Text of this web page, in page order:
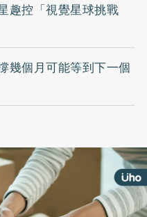
趣控「視覺星球挑戰
幾個月可能等到下一個